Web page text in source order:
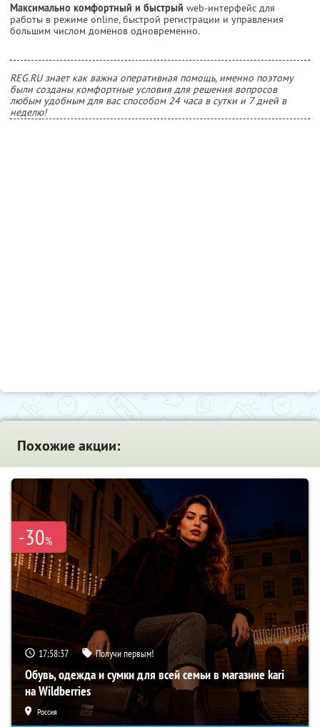
Максимально комфортный и быстрый web-интерфейс для
работы в режиме online, быстрой регистрации и управления
большим числом доменов одновременно.
REG.RU знает как важна оперативная помощь, именно поэтому
были созданы комфортные условия для решения вопросов
любым удобным для вас способом 24 часа в сутки и 7 дней в
неделю!
Похожие акции:
-30%
17:58:36 Получи первым!
Обувь, одежда и сумки для всей семьи в магазине kari
на Wildberries
Россия